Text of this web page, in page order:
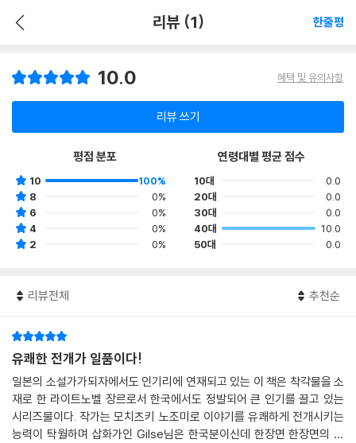
리뷰 (1) 한줄평
10.0 혜택 및 유의사항
리뷰 쓰기
평점 분포
10
100%
8
0%
6
0%
4
0%
2
0%
연령대별 평균 점수
10대
0.0
20대
0.0
30대
0.0
40대
10.0
50대
0.0
리뷰전체 추천순
유쾌한 전개가 일품이다!
일본의 소설가가되자에서도 인기리에 연재되고 있는 이 책은 착각물을 소
재로 한 라이트노벨 장르로서 한국에서도 정발되어 큰 인기를 끌고 있는
시리즈물이다. 작가는 모치츠키 노조미로 이야기를 유쾌하게 전개시키는
능력이 탁월하며 삽화가인 Gilse님은 한국분이신데 한장면 한장면의 삽